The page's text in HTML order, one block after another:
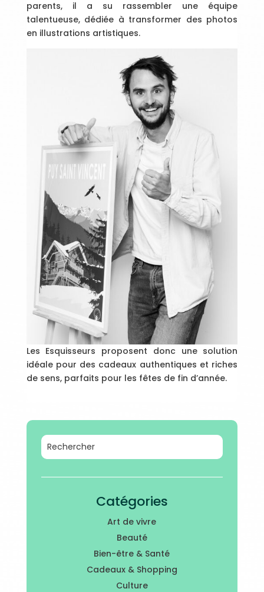
parents, il a su rassembler une équipe
talentueuse, dédiée à transformer des photos
en illustrations artistiques.
Les Esquisseurs proposent donc une solution
idéale pour des cadeaux authentiques et riches
de sens, parfaits pour les fêtes de fin d’année.
Catégories
Art de vivre
Beauté
Bien-être & Santé
Cadeaux & Shopping
Culture